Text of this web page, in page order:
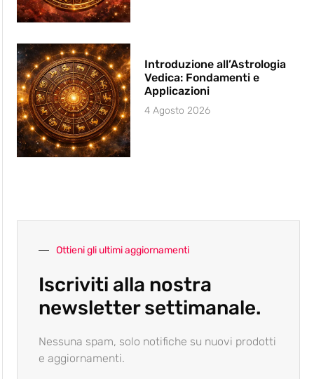
Introduzione all’Astrologia
Vedica: Fondamenti e
Applicazioni
4 Agosto 2026
Ottieni gli ultimi aggiornamenti
Iscriviti alla nostra
newsletter settimanale.
Nessuna spam, solo notifiche su nuovi prodotti
e aggiornamenti.